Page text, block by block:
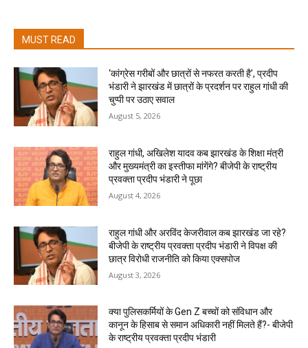
MUST READ
‘कांग्रेस गरीबों और छात्रों से नफरत करती है’, प्रदीप
भंडारी ने झारखंड में छात्रों के प्रदर्शन पर राहुल गांधी की
चुप्पी पर उठाए सवाल
August 5, 2026
राहुल गांधी, अखिलेश यादव कब झारखंड के शिक्षा मंत्री
और मुख्यमंत्री का इस्तीफा मांगेंगे? बीजेपी के राष्ट्रीय
प्रवक्ता प्रदीप भंडारी ने पूछा
August 4, 2026
राहुल गांधी और अरविंद केजरीवाल कब झारखंड जा रहे?
बीजेपी के राष्ट्रीय प्रवक्ता प्रदीप भंडारी ने विपक्ष की
छात्र विरोधी राजनीति को किया एक्सपोज
August 3, 2026
क्या पुलिसकर्मियों के Gen Z बच्चों को संविधान और
कानून के हिसाब से समान अधिकारी नहीं मिलते हैं?- बीजेपी
के राष्ट्रीय प्रवक्ता प्रदीप भंडारी